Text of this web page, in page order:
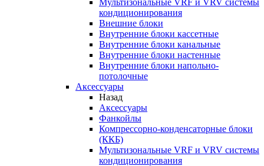
Мультизональные VRF и VRV системы
кондиционирования
Внешние блоки
Внутренние блоки кассетные
Внутренние блоки канальные
Внутренние блоки настенные
Внутренние блоки напольно-
потолочные
Аксессуары
Назад
Аксессуары
Фанкойлы
Компрессорно-конденсаторные блоки
(ККБ)
Мультизональные VRF и VRV системы
кондиционирования